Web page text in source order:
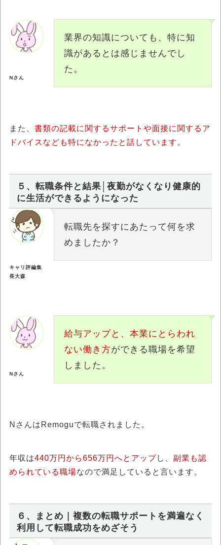
業界の知識についても、特に知
識があるとは感じませんでし
た。
Nさん
また、 書類の記載に関するサポートや面接に関するア
ドバイスなども特になかったと話しています。
５、転職条件と結果│夜勤がなくなり健康的
に生活ができるようになった
キャリ評編集
長大森
転職先を探すにあたって何を求
めましたか？
給与アップと、本業にとらわれ
ない働き方ができる職場を希望
しました。
Nさん
NさんはRemoguで転職されました。
年収は440万円から656万円へとアップし、 副業も認
められている職場なので満足していると言います。
６、まとめ｜複数の転職サポートを満遍なく
利用して転職成功をめざそう